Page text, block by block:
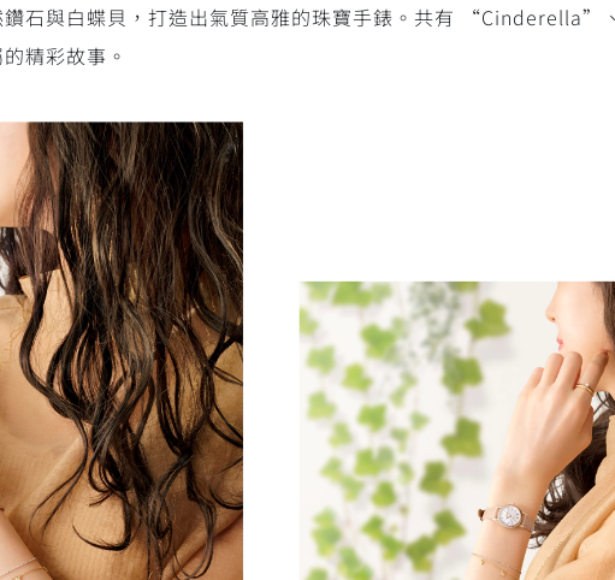
鑽石與白蝶貝，打造出氣質高雅的珠寶手錶。共有
精彩故事。